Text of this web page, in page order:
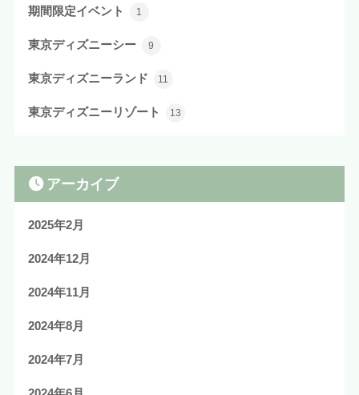
期間限定イベント 1
東京ディズニーシー 9
東京ディズニーランド 11
東京ディズニーリゾート 13
アーカイブ
2025年2月
2024年12月
2024年11月
2024年8月
2024年7月